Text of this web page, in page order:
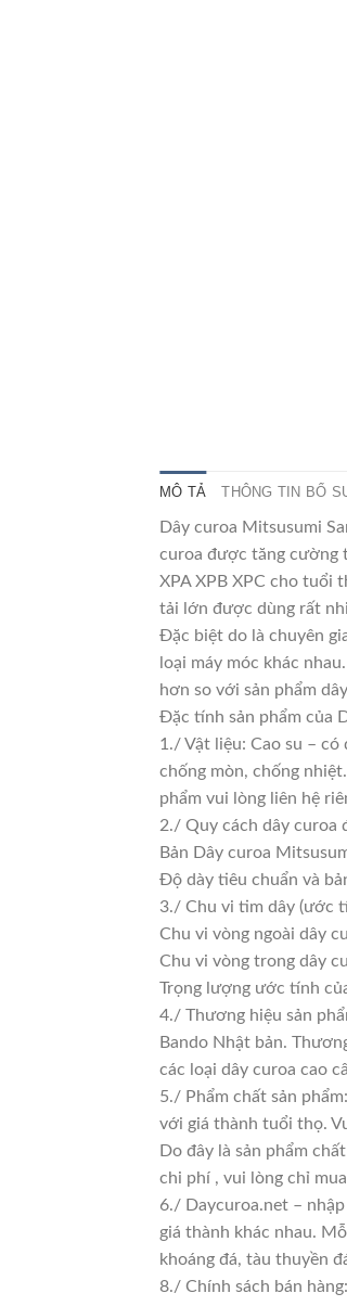
MÔ TẢ THÔNG TIN BỔ
Dây curoa Mitsusumi
curoa được tăng cường
XPA XPB XPC cho tuổi
tải lớn được dùng rất
Đặc biệt do là chuyên
loại máy móc khác
hơn so với sản phẩm
Đặc tính sản phẩm của
1./ Vật liệu: Cao su –
chống mòn, chống
phẩm vui lòng liên hệ
2./ Quy cách dây curoa
Bản Dây curoa
Độ dày tiêu chuẩn và
3./ Chu vi tim dây (ước
Chu vi vòng ngoài dây
Chu vi vòng trong dây
Trọng lượng ước tính
4./ Thương hiệu sản
Bando Nhật bản.
các loại dây curoa cao
5./ Phẩm chất sản
với giá thành tuổi thọ.
Do đây là sản phẩm
chi phí , vui lòng chỉ
6./ Daycuroa.net –
giá thành khác nhau.
khoáng đá, tàu thuyền
8./ Chính sách bán